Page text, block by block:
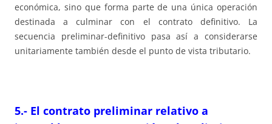
económica, sino que forma parte de una única operación
destinada a culminar con el contrato definitivo. La
secuencia preliminar-definitivo pasa así a considerarse
unitariamente también desde el punto de vista tributario.
5.- El contrato preliminar relativo a